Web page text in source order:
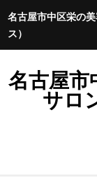
名古屋市中区栄の
ス）
名古屋市
サロ